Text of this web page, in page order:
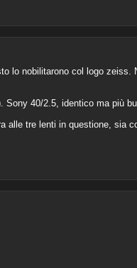
lo nobilitarono col logo zeiss.
40/2.5, identico ma più
alle tre lenti in questione, sia